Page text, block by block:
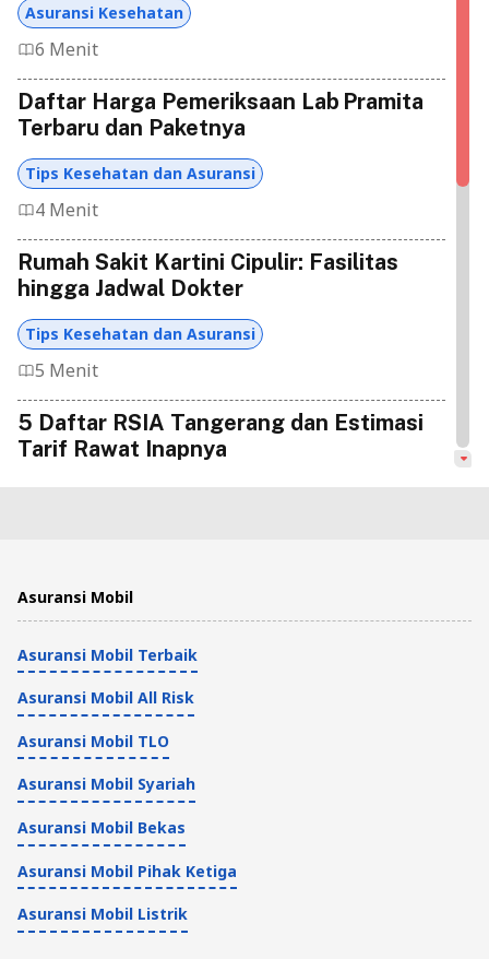
Asuransi Kesehatan
6 Menit
Daftar Harga Pemeriksaan Lab Pramita
Terbaru dan Paketnya
Tips Kesehatan dan Asuransi
4 Menit
Rumah Sakit Kartini Cipulir: Fasilitas
hingga Jadwal Dokter
Tips Kesehatan dan Asuransi
5 Menit
5 Daftar RSIA Tangerang dan Estimasi
Tarif Rawat Inapnya
Pelayanan Medis Bagus
Tips Kesehatan dan Asuransi
6 Menit
RS PMI Bogor: Fasilitas Medis dan Biaya
5 Menit
RSIA Bina Medika: Fasilitas hingga Tarif
Kamar Inap
Asuransi Mobil
Asuransi Mobil Terbaik
Asuransi Mobil All Risk
Asuransi Mobil TLO
Asuransi Mobil Syariah
Asuransi Mobil Bekas
Asuransi Mobil Pihak Ketiga
Asuransi Mobil Listrik